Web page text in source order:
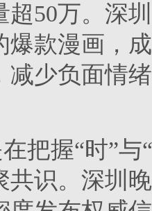
超50万。深
爆款漫画，
减少负面情
把握“时”
共识。深圳